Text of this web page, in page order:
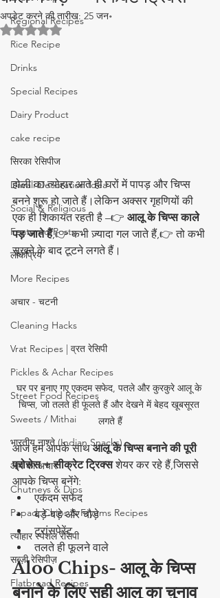
Regional Recipes
Rice Recipe
Drinks
Special Recipes
Dairy Product
cake recipe
सिरका रेसिपीज
Diwali Decoration Idea
Social & Religious
Featured Posts
लोकप्रिय
More Recipes
अचार - चटनी
Cleaning Hacks
Vrat Recipes | व्रत रेसिपी
Pickles & Achar Recipes
Street Food Recipes
Sweets / Mithai
भारतीय नाश्ते (Indian Snacks)
आम का अचार
Chutneys & Dips
Papad, Chips & Fryums Recipes
त्यौहार स्पेशल रेसिपी
सब्ज़ी रेसिपीज़
Flatbread Recipes
अपडेट करने की तारीख: 25 जन॰
5 स्टार में से NaN रेटिंग दी गई।
होली का त्योहार आते ही घरों में पापड़ और चिप्स
बनने शुरू हो जाते हैं।लेकिन अक्सर गृहणियों की
एक ही शिकायत रहती है –👉 आलू के चिप्स काले
पड़ जाते हैं,👉 कभी ज़्यादा गल जाते हैं,👉 तो कभी
सूखने के बाद टूटने लगते हैं।
घर पर बनाए गए एकदम सफेद, पतले और कुरकुरे आलू के
चिप्स, जो तलते ही फूलते हैं और देखने में बेहद खूबसूरत
लगते हैं
आज हम आपके साथ आलू के चिप्स बनाने की पूरी
प्रोसेस + सीक्रेट ट्रिक्स शेयर कर रहे हैं,जिससे
आपके चिप्स बनेंगे:
एकदम सफेद
बड़े-बड़े और चौड़े
ट्रांसपेरेंट
तलते ही फूलने वाले
Aloo Chips- आलू के चिप्स
बनाने के लिए सही आलू का चुनाव